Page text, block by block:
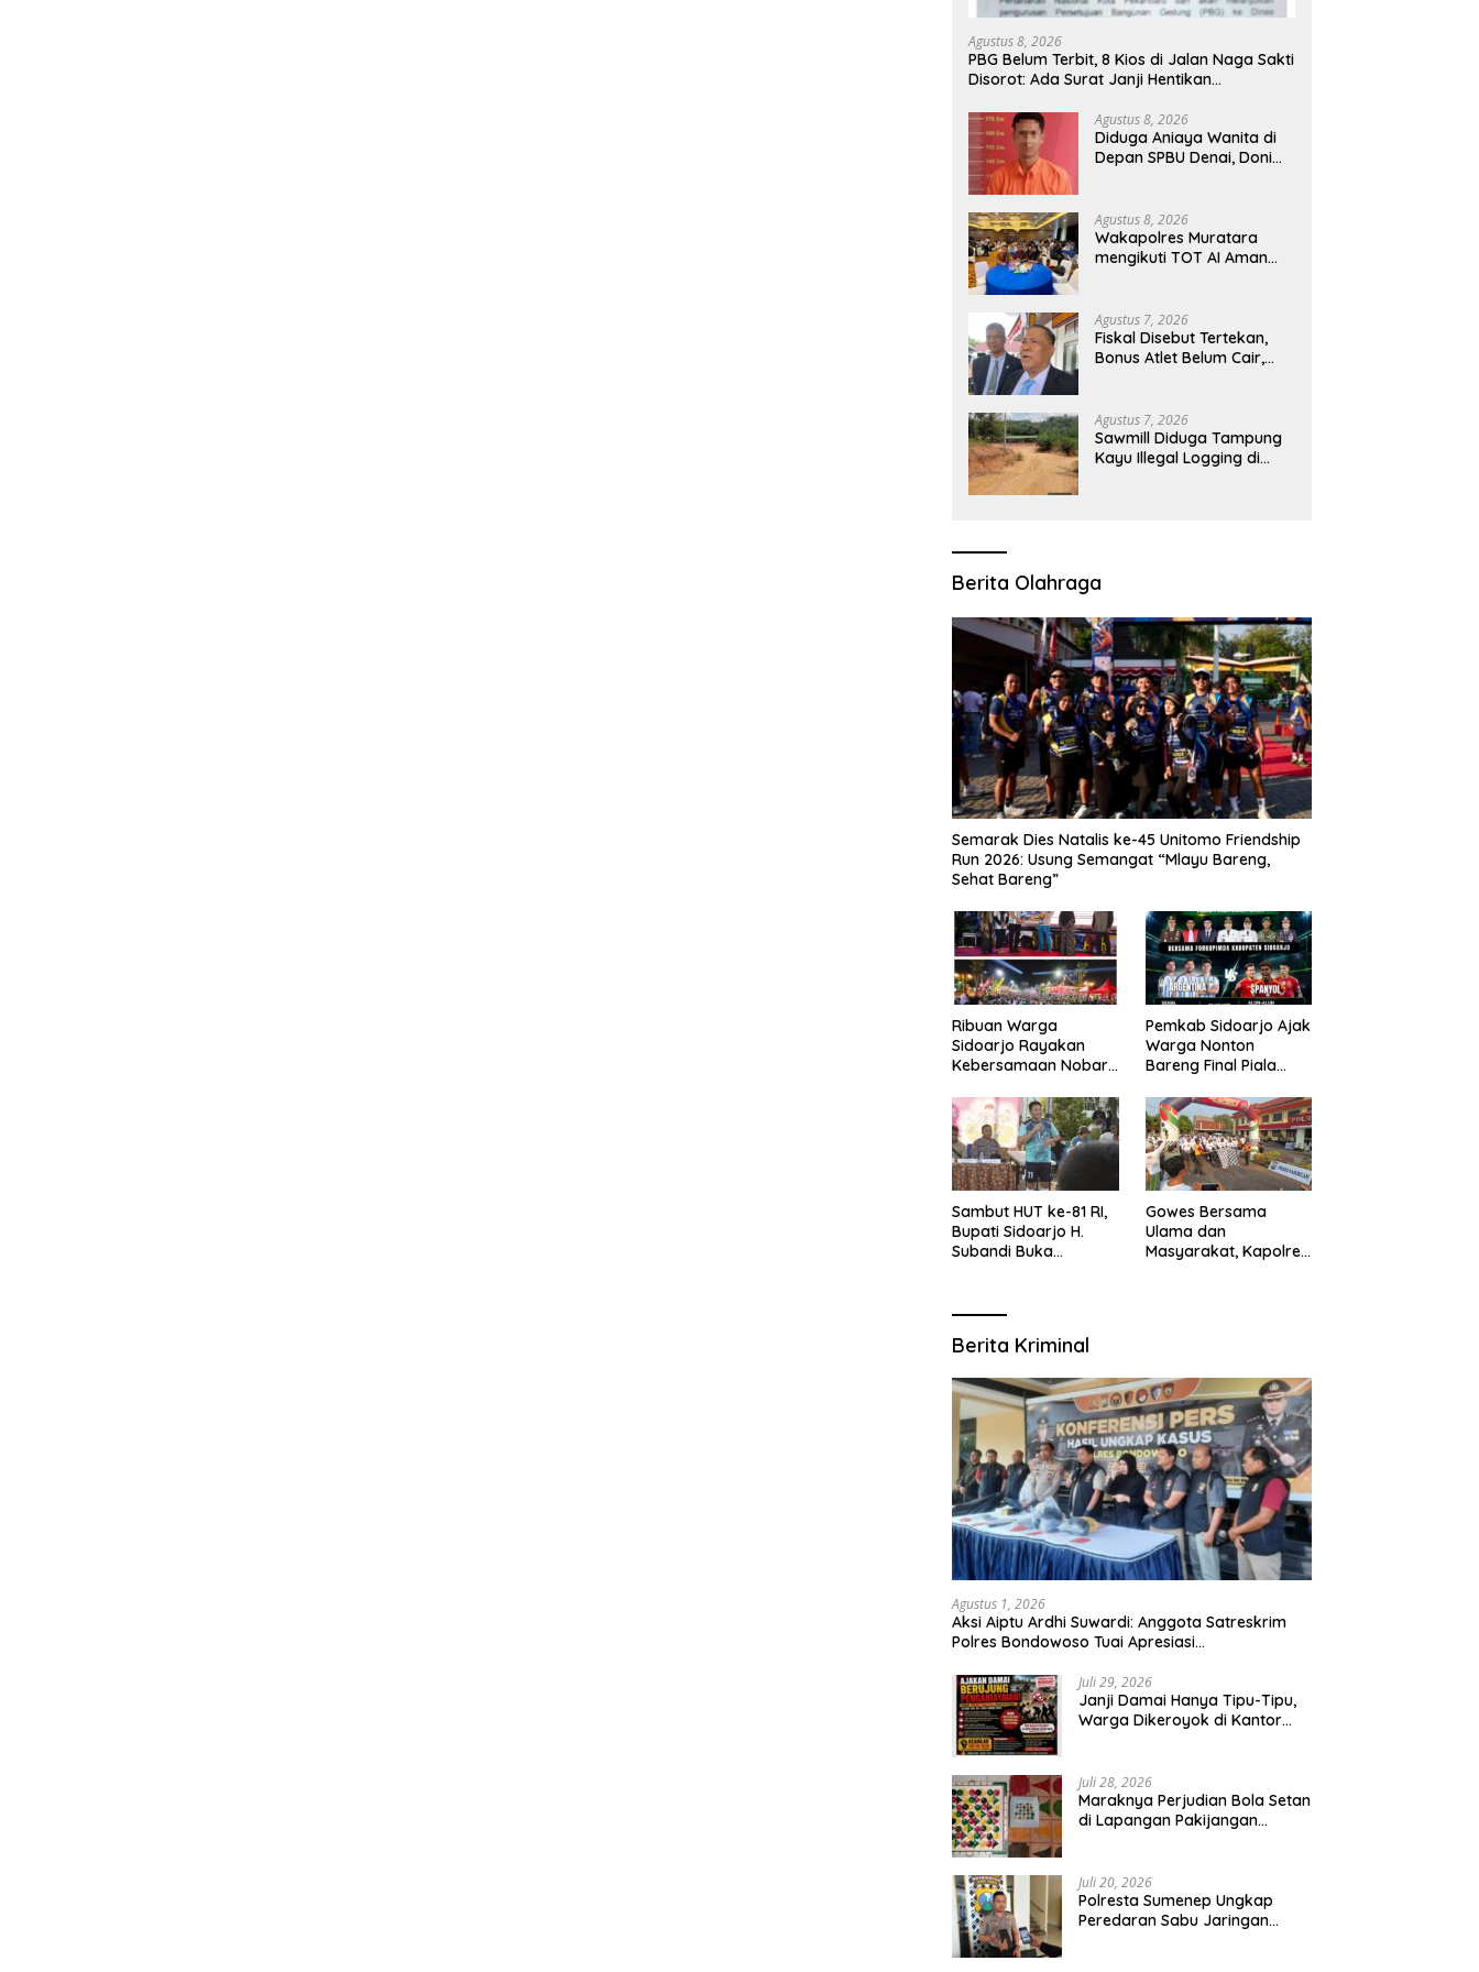
Agustus 8, 2026
PBG Belum Terbit, 8 Kios di Jalan Naga Sakti
Disorot: Ada Surat Janji Hentikan
Agustus 8, 2026
Diduga Aniaya Wanita di
Depan SPBU Denai, Doni
Agustus 8, 2026
Wakapolres Muratara
mengikuti TOT AI Aman
Agustus 7, 2026
Fiskal Disebut Tertekan,
Bonus Atlet Belum Cair,
Agustus 7, 2026
Sawmill Diduga Tampung
Kayu Illegal Logging di
Berita Olahraga
Semarak Dies Natalis ke-45 Unitomo Friendship
Run 2026: Usung Semangat “Mlayu Bareng,
Sehat Bareng”
Ribuan Warga
Sidoarjo Rayakan
Kebersamaan Nobar
Bersama Bupati
Subandi dan
Forkopimda
Pemkab Sidoarjo Ajak
Warga Nonton
Bareng Final Piala
Berhadiah Umroh
Sambut HUT ke-81 RI,
Bupati Sidoarjo H.
Subandi Buka
Kecamatan Sukodono
Gowes Bersama
Ulama dan
Masyarakat, Kapolres
Berita Kriminal
Agustus 1, 2026
Aksi Aiptu Ardhi Suwardi: Anggota Satreskrim
Polres Bondowoso Tuai Apresiasi
Tumbang
Juli 29, 2026
Janji Damai Hanya Tipu-Tipu,
Warga Dikeroyok di Kantor
Juli 28, 2026
Maraknya Perjudian Bola Setan
di Lapangan Pakijangan
Juli 20, 2026
Polresta Sumenep Ungkap
Peredaran Sabu Jaringan